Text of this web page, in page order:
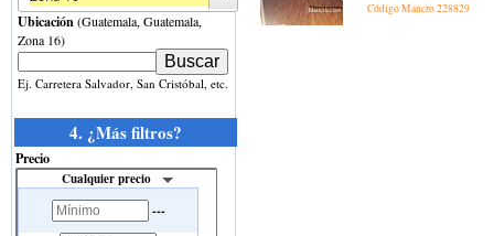
Código Mancro228829
Ubicación(Guatemala, Guatemala,
Zona 16)
Ej. Carretera Salvador, San Cristóbal, etc.
4. ¿Más filtros?
Precio
Cualquier precio
---